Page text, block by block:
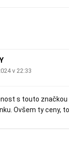
v 22:33
s touto
Ovšem ty ceny, to